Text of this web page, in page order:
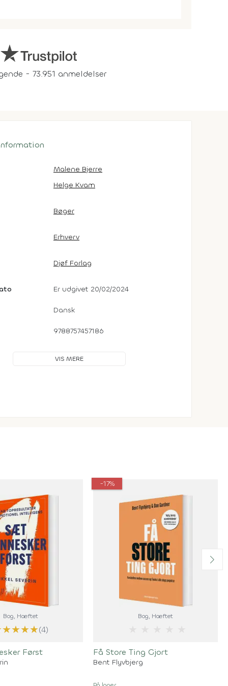
- 73.951 anmeldelser
Malene Bjerre
Helge Kvam
Bøger
Erhverv
Djøf Forlag
Er udgivet 20/02/2024
Dansk
9788757457186
VIS MERE
Bog, Hæftet
★★★★(4)
Først
-17%
Bog, Hæftet
Få Store Ting Gjort
Bent Flyvbjerg